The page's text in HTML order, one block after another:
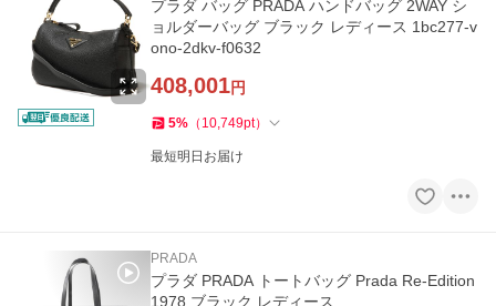
プラダ バッグ PRADA ハンドバッグ 2WAY シ
ョルダーバッグ ブラック レディース 1bc277-v
ono-2dkv-f0632
408,001円
5% （ 10,749pt）
最短明日お届け
PRADA
プラダ PRADA トートバッグ Prada Re-Edition
1978 ブラック レディース